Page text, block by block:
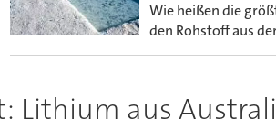
Wie heißen die
den Rohstoff aus
Lithium aus